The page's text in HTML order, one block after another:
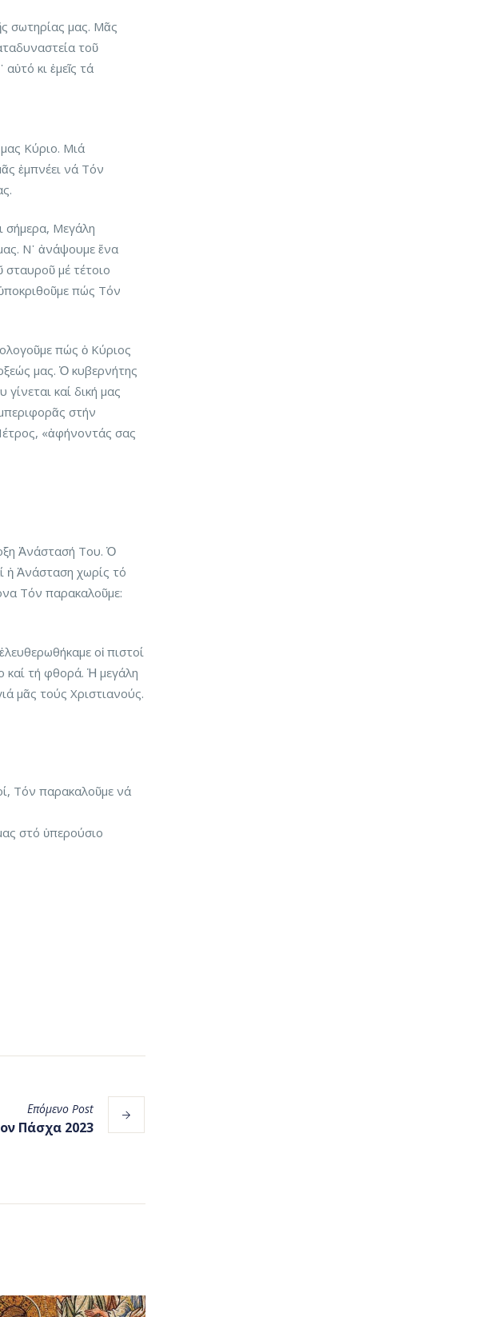
σωτηρίας μας. Μᾶς
τοῦ
κι ἐμεῖς τά
Κύριο. Μιά
ἐμπνέει νά Τόν
σήμερα, Μεγάλη
Ν᾽ ἀνάψουμε ἕνα
μέ τέτοιο
πώς Τόν
πώς ὁ Κύριος
μας. Ὁ κυβερνήτης
καί δική μας
στήν
«ἀφήνοντάς σας
Ἀνάστασή Του. Ὁ
ἡ Ἀνάσταση χωρίς τό
Τόν παρακαλοῦμε:
οἱ πιστοί
τή φθορά. Ἡ μεγάλη
μᾶς τούς Χριστιανούς.
Τόν παρακαλοῦμε νά
στό ὑπερούσιο
ΕπόμενοPost
Πάσχα 2023